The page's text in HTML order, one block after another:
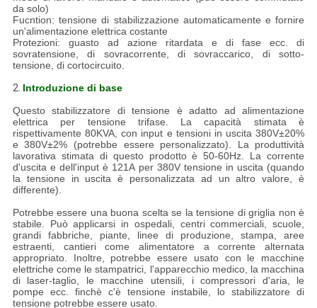
da solo)
Fucntion: tensione di stabilizzazione automaticamente e fornire
un'alimentazione elettrica costante
Protezioni: guasto ad azione ritardata e di fase ecc. di
sovratensione, di sovracorrente, di sovraccarico, di sotto-
tensione, di cortocircuito.
2. Introduzione di base
Questo stabilizzatore di tensione è adatto ad alimentazione
elettrica per tensione trifase. La capacità stimata è
rispettivamente 80KVA, con input e tensioni in uscita 380V±20%
e 380V±2% (potrebbe essere personalizzato). La produttività
lavorativa stimata di questo prodotto è 50-60Hz. La corrente
d'uscita e dell'input è 121A per 380V tensione in uscita (quando
la tensione in uscita è personalizzata ad un altro valore, è
differente).
Potrebbe essere una buona scelta se la tensione di griglia non è
stabile. Può applicarsi in ospedali, centri commerciali, scuole,
grandi fabbriche, piante, linee di produzione, stampa, aree
estraenti, cantieri come alimentatore a corrente alternata
appropriato. Inoltre, potrebbe essere usato con le macchine
elettriche come le stampatrici, l'apparecchio medico, la macchina
di laser-taglio, le macchine utensili, i compressori d'aria, le
pompe ecc. finchè c'è tensione instabile, lo stabilizzatore di
tensione potrebbe essere usato.